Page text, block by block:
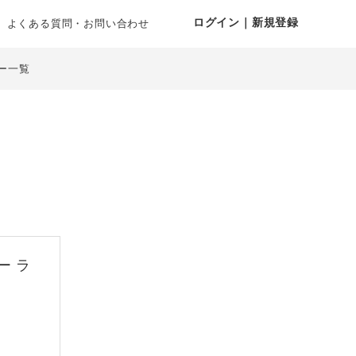
よくある質問・お問い合わせ ログイン｜新規登録
一覧
ラ